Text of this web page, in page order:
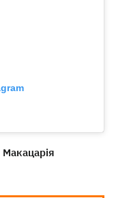
Макацарія